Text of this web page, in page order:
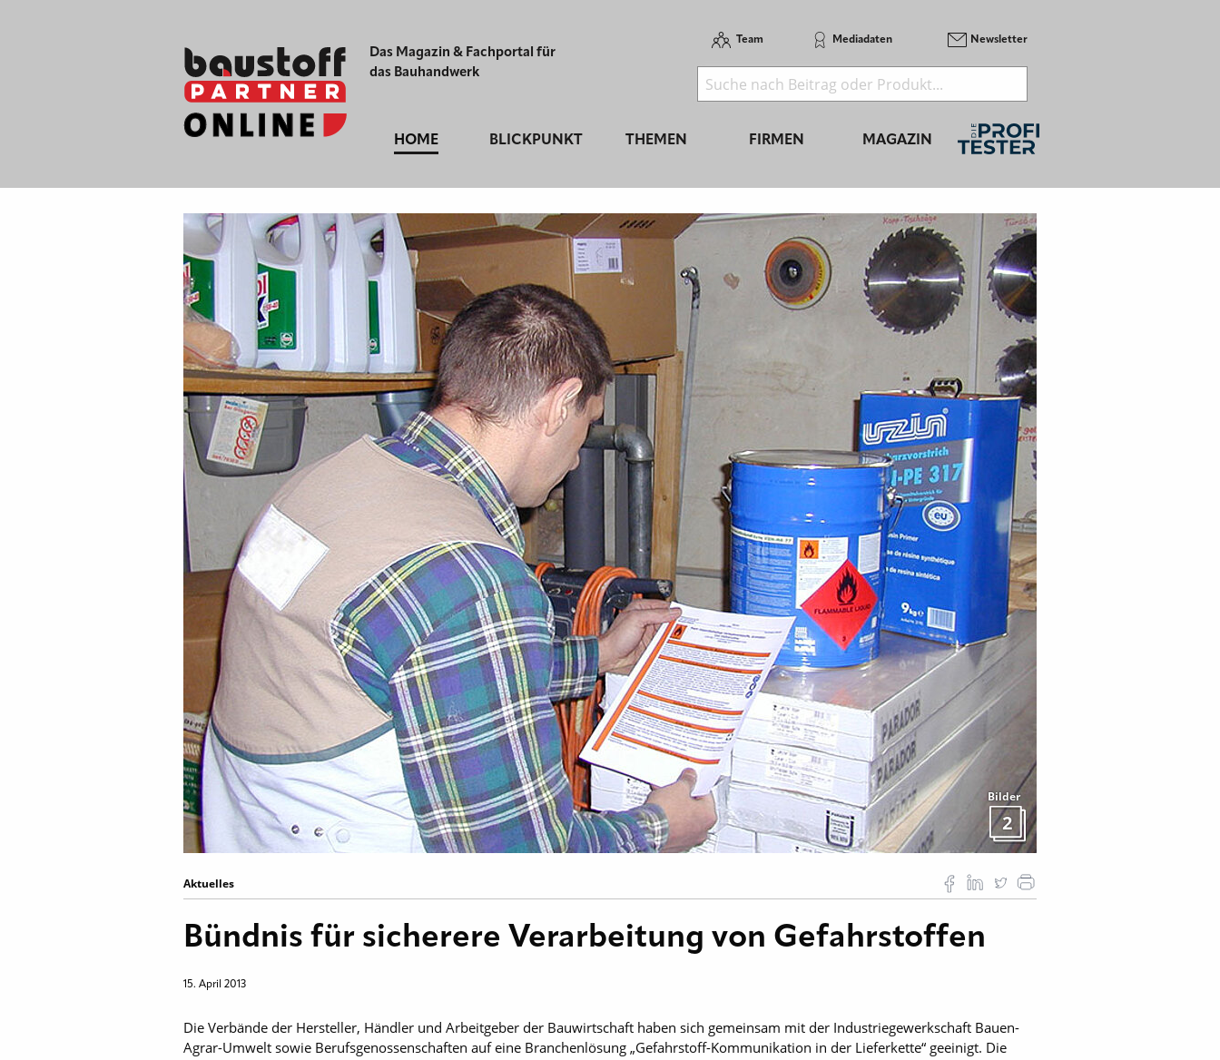
Das Magazin & Fachportal für
das Bauhandwerk
Team Mediadaten Newsletter
HOME BLICKPUNKT THEMEN FIRMEN MAGAZIN
Bilder
2
Aktuelles
Bündnis für sicherere Verarbeitung von Gefahrstoffen
15. April 2013
Die Verbände der Hersteller, Händler und Arbeitgeber der Bauwirtschaft haben sich gemeinsam mit der Industriegewerkschaft Bauen-
Agrar-Umwelt sowie Berufsgenossenschaften auf eine Branchenlösung „Gefahrstoff-Kommunikation in der Lieferkette“ geeinigt. Die